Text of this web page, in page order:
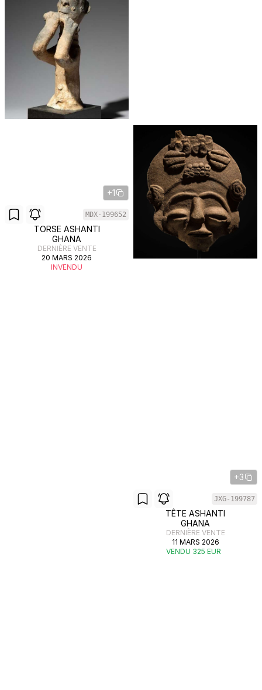
+1
MDX-199652
TORSE ASHANTI
GHANA
DERNIÈRE VENTE
20 MARS 2026
INVENDU
+3
JXG-199787
TÊTE ASHANTI
GHANA
DERNIÈRE VENTE
11 MARS 2026
VENDU 325 EUR